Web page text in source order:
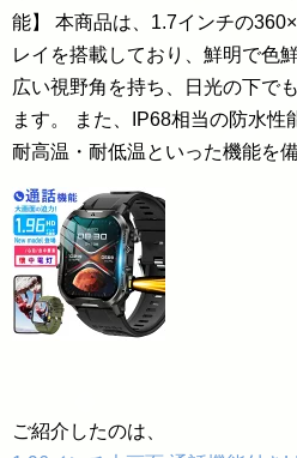
能】 本商品は、1.7インチの
レイを搭載しており、鮮明で色
広い視野角を持ち、日光の下で
ます。 また、IP68相当の防水性
耐高温・耐低温といった機能を
ご紹介したのは、